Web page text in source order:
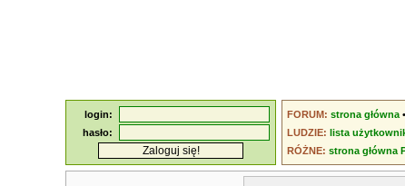
login:
hasło:
FORUM: strona główna •
LUDZIE: lista
RÓŻNE: strona główna